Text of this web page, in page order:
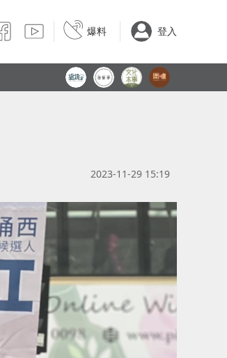
爆料 登入
2023-11-29 15:19